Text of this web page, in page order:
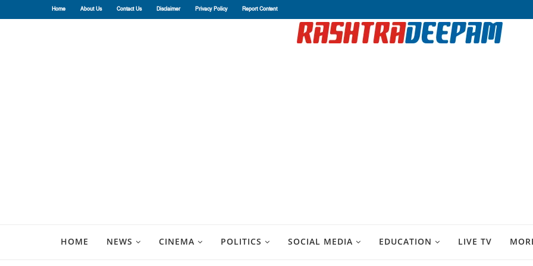
Home About Us Contact Us Disclaimer Privacy Policy Report Content
HOME NEWS CINEMA POLITICS SOCIAL MEDIA EDUCATION LIVE TV